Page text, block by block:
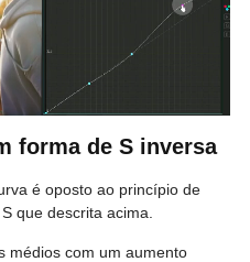
forma de S inversa
é oposto ao princípio de
que descrita acima.
médios com um aumento